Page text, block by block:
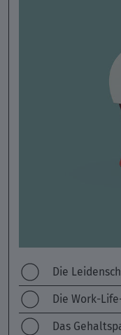
Die
Die Work-
Das